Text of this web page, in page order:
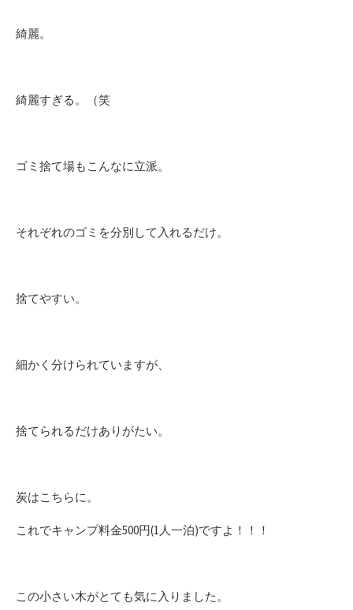
綺麗。
綺麗すぎる。（笑
ゴミ捨て場もこんなに立派。
それぞれのゴミを分別して入れるだけ。
捨てやすい。
細かく分けられていますが、
捨てられるだけありがたい。
炭はこちらに。
これでキャンプ料金500円(1人一泊)ですよ！！！
この小さい木がとても気に入りました。